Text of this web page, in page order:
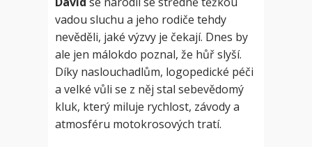
vadou sluchu a jeho rodiče tehdy
nevěděli, jaké výzvy je čekají. Dnes by
ale jen málokdo poznal, že hůř slyší.
Díky naslouchadlům, logopedické péči
a velké vůli se z něj stal sebevědomý
kluk, který miluje rychlost, závody a
atmosféru motokrosových tratí.